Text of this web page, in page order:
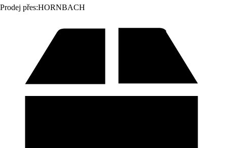
Prodej přes:HORNBACH